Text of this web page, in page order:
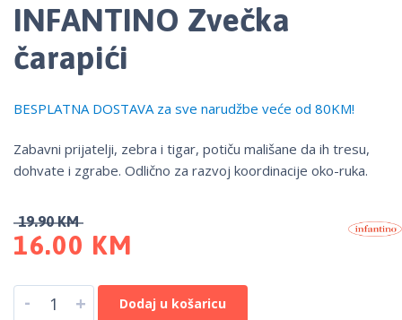
INFANTINO Zvečka
čarapići
BESPLATNA DOSTAVA za sve narudžbe veće od 80KM!
Zabavni prijatelji, zebra i tigar, potiču mališane da ih tresu,
dohvate i zgrabe. Odlično za razvoj koordinacije oko-ruka.
19.90KM
16.00 KM
- + Dodaj u košaricu